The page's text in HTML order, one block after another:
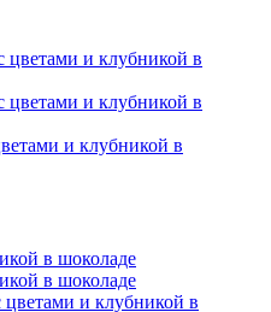
и клубникой в
и клубникой в